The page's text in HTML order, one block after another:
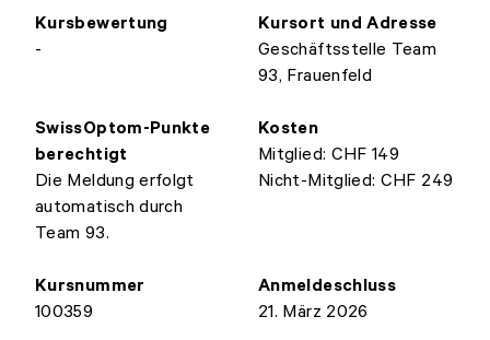
Kursbewertung
-
Kursort und Adresse
Geschäftsstelle Team
93, Frauenfeld
SwissOptom-Punkte
berechtigt
Die Meldung erfolgt
automatisch durch
Team 93.
Kosten
Mitglied: CHF 149
Nicht-Mitglied: CHF 249
Kursnummer
100359
Anmeldeschluss
21. März 2026